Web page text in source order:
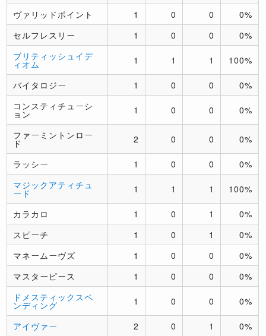
ヴァリッドポイント 1 0 0
0%
セルフレスリー
1 0 0
0%
ブリティッシュイデ
ィオム 1 1 1 100%
バイタロジー 1 0 0
0%
コンスティチューシ
ョン 1 0 0 0%
ファーミントンロー
ド 2 0 0 0%
ラッシー 1 0 0
0%
マジックアティチュ
ード 1 1 1 100%
カラカロ 1 0 1
0%
スピーチ
1 0 1
0%
マネームーヴズ
1 0 0
0%
マスターピース
1 0 0
0%
ドメスティックスペ
ンディング 1 0 0 0%
アイヴァー 2 0 1 0%